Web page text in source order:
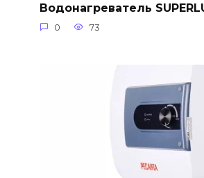
Водонагреватель
0 73